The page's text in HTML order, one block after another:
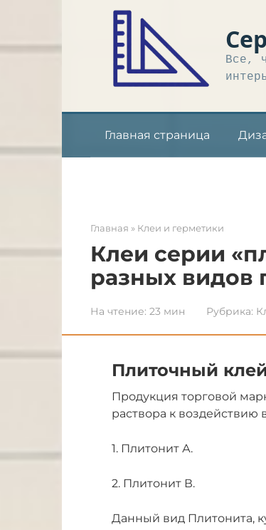
Все,
Главная страница
Главная » Клеи и герметики
Клеи серии
разных видов
На чтение: 23 мин Рубрика:
Плиточный
Продукция торговой
раствора к воздействию
1. Плитонит А.
2. Плитонит В.
Данный вид Плитонита,